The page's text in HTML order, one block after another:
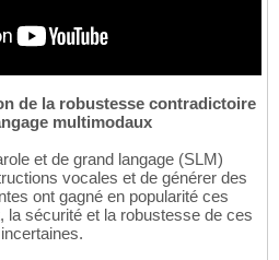
de la robustesse contradictoire
multimodaux
et de grand langage (SLM)
vocales et de générer des
ont gagné en popularité ces
la sécurité et la robustesse de ces